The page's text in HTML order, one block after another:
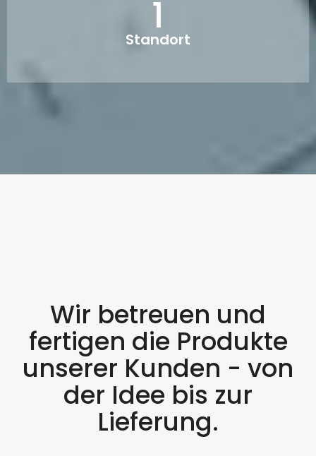
1
Standort
Wir betreuen und
fertigen die Produkte
unserer Kunden - von
der Idee bis zur
Lieferung.